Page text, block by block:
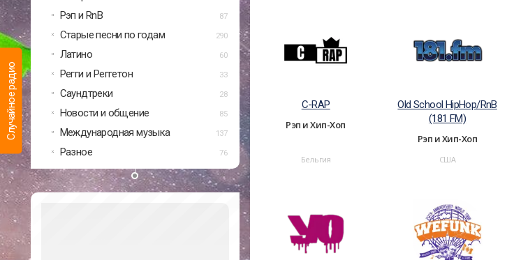
Случайное радио
Рэп и RnB 87
Старые песни по годам 290
Латино 60
Регги и Реггетон 33
Саундтреки 28
Новости и общение 85
Международная музыка 137
Разное 76
C-RAP
Рэп и Хип-Хоп
Бельгия
Old School HipHop/RnB
(181 FM)
Рэп и Хип-Хоп
США